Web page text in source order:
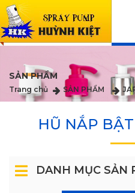
SẢN PHẨM
Trang chủ SẢN PHẨM
HŨ NẮP
DANH MỤC SẢN